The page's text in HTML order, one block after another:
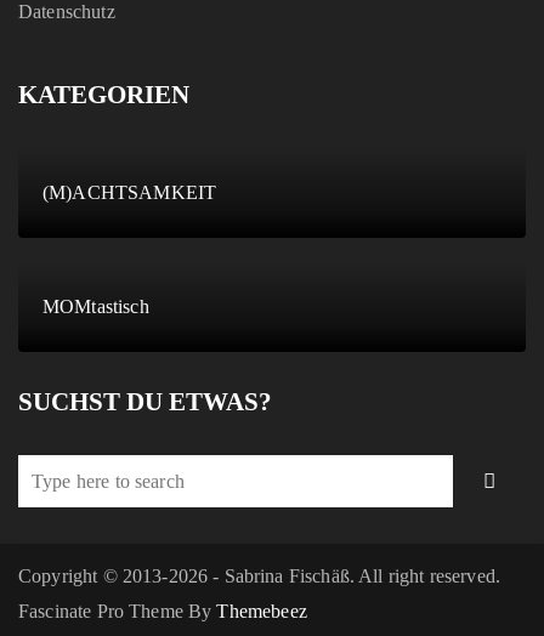
Datenschutz
KATEGORIEN
(M)ACHTSAMKEIT
MOMtastisch
SUCHST DU ETWAS?
Copyright © 2013-2026 - Sabrina Fischäß. All right reserved.
Fascinate Pro Theme ByThemebeez